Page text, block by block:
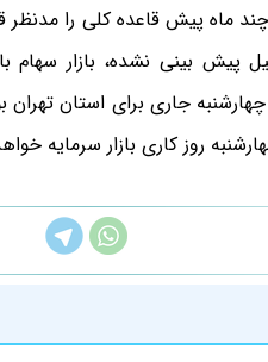
ماه پیش قاعده کلی را
پیش بینی نشده، بازار سهام
چهارشنبه جاری برای استان
روز کاری بازار سرمایه